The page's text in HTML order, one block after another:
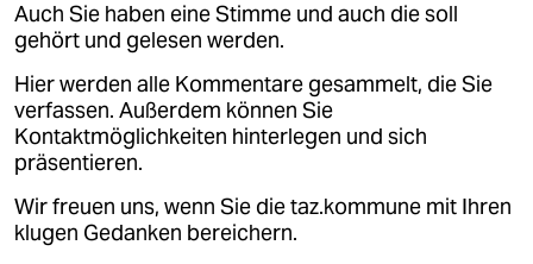
Auch Sie haben eine Stimme und auch die soll
gehört und gelesen werden.
Hier werden alle Kommentare gesammelt, die Sie
verfassen. Außerdem können Sie
Kontaktmöglichkeiten hinterlegen und sich
präsentieren.
Wir freuen uns, wenn Sie die taz.kommune mit Ihren
klugen Gedanken bereichern.